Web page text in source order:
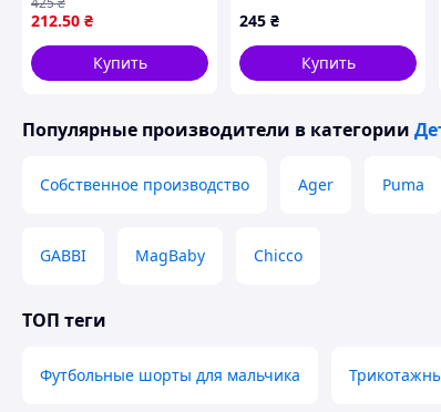
шорты для активного
отдыха и прогулок
212.50 ₴
Купить
245 ₴
Купить
Популярные производители в категории
Собственное производство Ager Puma
GABBI MagBaby Chicco
ТОП теги
Футбольные шорты для мальчика